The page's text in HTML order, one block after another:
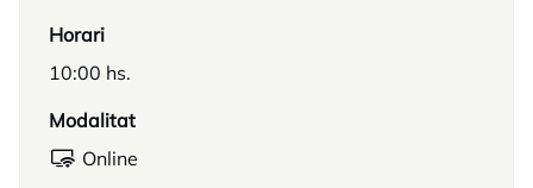
Horari
10:00 hs.
Modalitat
Online